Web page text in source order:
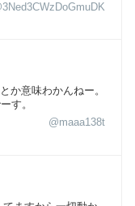
か意味わかんねー。
す。
@maaa138t